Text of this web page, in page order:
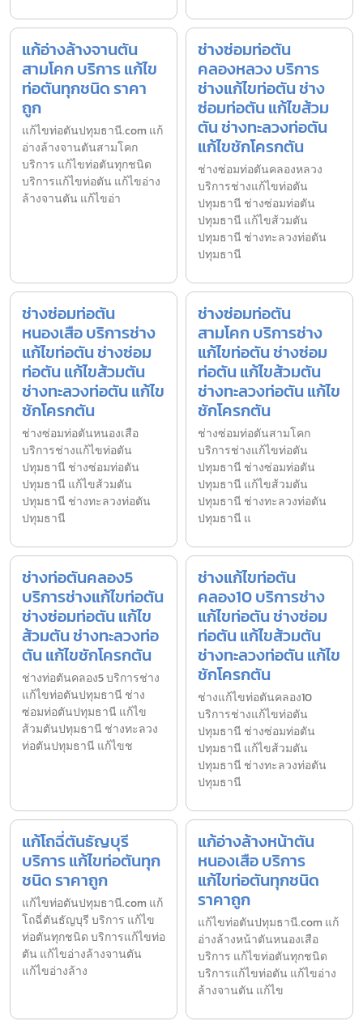
แก้อ่างล้างจานตัน
สามโคก บริการ แก้ไข
ท่อตันทุกชนิด ราคา
ถูก
แก้ไขท่อตันปทุมธานี.com แก้
อ่างล้างจานตันสามโคก
บริการ แก้ไขท่อตันทุกชนิด
บริการแก้ไขท่อตัน แก้ไขอ่าง
ล้างจานตัน แก้ไขอ่า
ช่างซ่อมท่อตัน
คลองหลวง บริการ
ช่างแก้ไขท่อตัน ช่าง
ซ่อมท่อตัน แก้ไขส้วม
ตัน ช่างทะลวงท่อตัน
แก้ไขชักโครกตัน
ช่างซ่อมท่อตันคลองหลวง
บริการช่างแก้ไขท่อตัน
ปทุมธานี ช่างซ่อมท่อตัน
ปทุมธานี แก้ไขส้วมตัน
ปทุมธานี ช่างทะลวงท่อตัน
ปทุมธานี
ช่างซ่อมท่อตัน
หนองเสือ บริการช่าง
แก้ไขท่อตัน ช่างซ่อม
ท่อตัน แก้ไขส้วมตัน
ช่างทะลวงท่อตัน แก้ไข
ชักโครกตัน
ช่างซ่อมท่อตันหนองเสือ
บริการช่างแก้ไขท่อตัน
ปทุมธานี ช่างซ่อมท่อตัน
ปทุมธานี แก้ไขส้วมตัน
ปทุมธานี ช่างทะลวงท่อตัน
ปทุมธานี
ช่างซ่อมท่อตัน
สามโคก บริการช่าง
แก้ไขท่อตัน ช่างซ่อม
ท่อตัน แก้ไขส้วมตัน
ช่างทะลวงท่อตัน แก้ไข
ชักโครกตัน
ช่างซ่อมท่อตันสามโคก
บริการช่างแก้ไขท่อตัน
ปทุมธานี ช่างซ่อมท่อตัน
ปทุมธานี แก้ไขส้วมตัน
ปทุมธานี ช่างทะลวงท่อตัน
ปทุมธานี แ
ช่างท่อตันคลอง5
บริการช่างแก้ไขท่อตัน
ช่างซ่อมท่อตัน แก้ไข
ส้วมตัน ช่างทะลวงท่อ
ตัน แก้ไขชักโครกตัน
ช่างท่อตันคลอง5 บริการช่าง
แก้ไขท่อตันปทุมธานี ช่าง
ซ่อมท่อตันปทุมธานี แก้ไข
ส้วมตันปทุมธานี ช่างทะลวง
ท่อตันปทุมธานี แก้ไขช
ช่างแก้ไขท่อตัน
คลอง10 บริการช่าง
แก้ไขท่อตัน ช่างซ่อม
ท่อตัน แก้ไขส้วมตัน
ช่างทะลวงท่อตัน แก้ไข
ชักโครกตัน
ช่างแก้ไขท่อตันคลอง10
บริการช่างแก้ไขท่อตัน
ปทุมธานี ช่างซ่อมท่อตัน
ปทุมธานี แก้ไขส้วมตัน
ปทุมธานี ช่างทะลวงท่อตัน
ปทุมธานี
แก้โถฉี่ตันธัญบุรี
บริการ แก้ไขท่อตันทุก
ชนิด ราคาถูก
แก้ไขท่อตันปทุมธานี.com แก้
โถฉี่ตันธัญบุรี บริการ แก้ไข
ท่อตันทุกชนิด บริการแก้ไขท่อ
ตัน แก้ไขอ่างล้างจานตัน
แก้ไขอ่างล้าง
แก้อ่างล้างหน้าตัน
หนองเสือ บริการ
แก้ไขท่อตันทุกชนิด
ราคาถูก
แก้ไขท่อตันปทุมธานี.com แก้
อ่างล้างหน้าตันหนองเสือ
บริการ แก้ไขท่อตันทุกชนิด
บริการแก้ไขท่อตัน แก้ไขอ่าง
ล้างจานตัน แก้ไข